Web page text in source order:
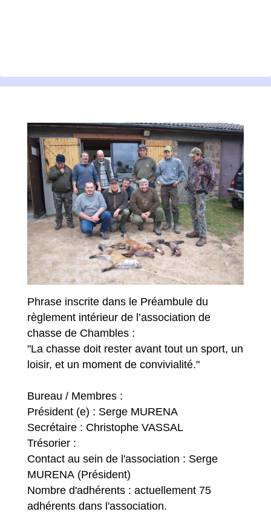
Phrase inscrite dans le Préambule du
règlement intérieur de l’association de
chasse de Chambles :
"La chasse doit rester avant tout un sport, un
loisir, et un moment de convivialité."
Bureau / Membres :
Président (e) : Serge MURENA
Secrétaire : Christophe VASSAL
Trésorier :
Contact au sein de l'association : Serge
MURENA (Président)
Nombre d'adhérents : actuellement 75
adhérents dans l'association.